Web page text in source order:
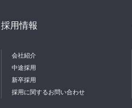
採用情報
会社紹介
中途採用
新卒採用
採用に関するお問い合わせ